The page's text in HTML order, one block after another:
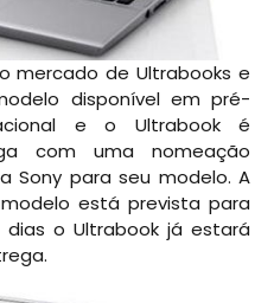
mercado de Ultrabooks e
disponível em pré-
e o Ultrabook é
com uma nomeação
Sony para seu modelo. A
está prevista para
dias o Ultrabook já estará